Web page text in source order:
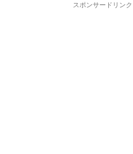
スポンサードリンク